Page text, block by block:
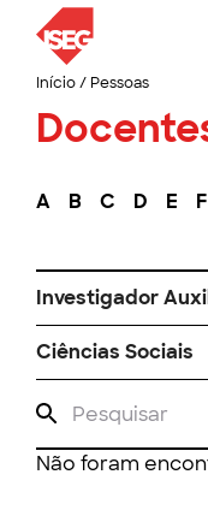
Início/ Pessoas
A B C D E F
Investigador
Ciências Sociais
Não foram